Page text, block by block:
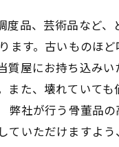
品、芸術品など
す。古いものほ
屋にお持ち込み
た、壊れていて
社が行う骨董品
いただけますよう